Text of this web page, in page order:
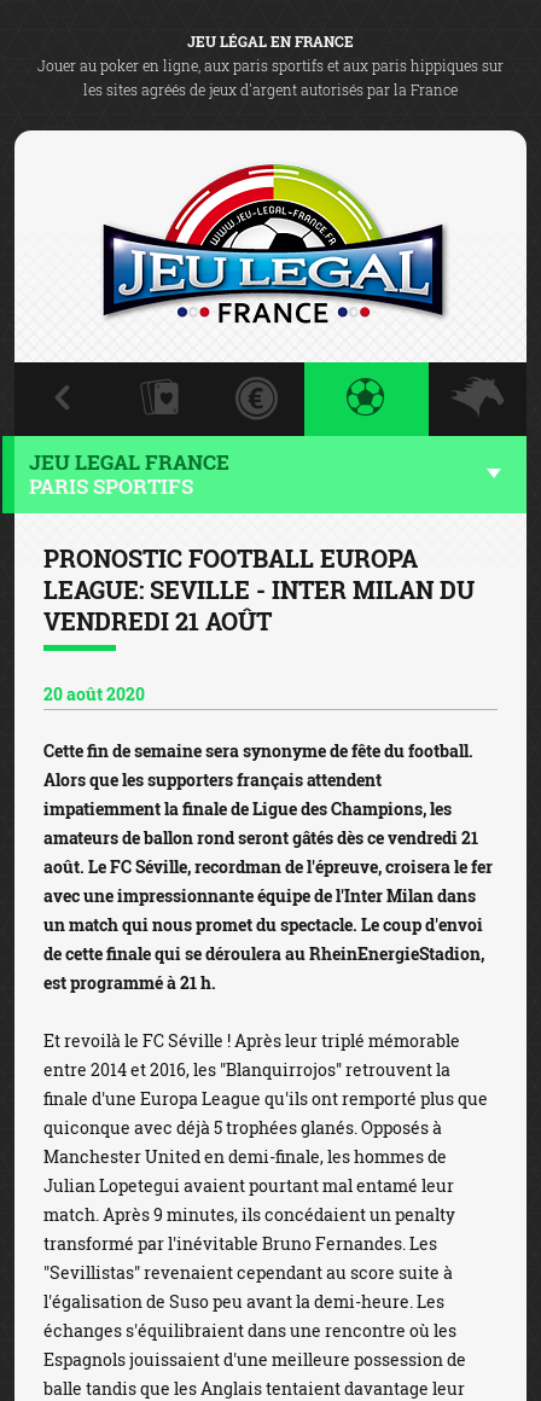
JEU LÉGAL EN FRANCE
Jouer au poker en ligne, aux paris sportifs et aux paris hippiques sur
les sites agréés de jeux d'argent autorisés par la France
JEU LEGAL FRANCE
PARIS SPORTIFS
PRONOSTIC FOOTBALL EUROPA
LEAGUE: SEVILLE - INTER MILAN DU
VENDREDI 21 AOÛT
20 août 2020
Cette fin de semaine sera synonyme de fête du football.
Alors que les supporters français attendent
impatiemment la finale de Ligue des Champions, les
amateurs de ballon rond seront gâtés dès ce vendredi 21
août. Le FC Séville, recordman de l'épreuve, croisera le fer
avec une impressionnante équipe de l'Inter Milan dans
un match qui nous promet du spectacle. Le coup d'envoi
de cette finale qui se déroulera au RheinEnergieStadion,
est programmé à 21 h.
Et revoilà le FC Séville ! Après leur triplé mémorable
entre 2014 et 2016, les "Blanquirrojos" retrouvent la
finale d'une Europa League qu'ils ont remporté plus que
quiconque avec déjà 5 trophées glanés. Opposés à
Manchester United en demi-finale, les hommes de
Julian Lopetegui avaient pourtant mal entamé leur
match. Après 9 minutes, ils concédaient un penalty
transformé par l'inévitable Bruno Fernandes. Les
"Sevillistas" revenaient cependant au score suite à
l'égalisation de Suso peu avant la demi-heure. Les
échanges s'équilibraient dans une rencontre où les
Espagnols jouissaient d'une meilleure possession de
balle tandis que les Anglais tentaient davantage leur